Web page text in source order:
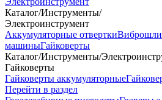
Каталог/Инструменты/
Электроинструмент
Аккумуляторные отвертки
машиныГайковерты
Каталог/Инструменты/
Гайковерты
Гайковерты аккумуляторные
Перейти в раздел